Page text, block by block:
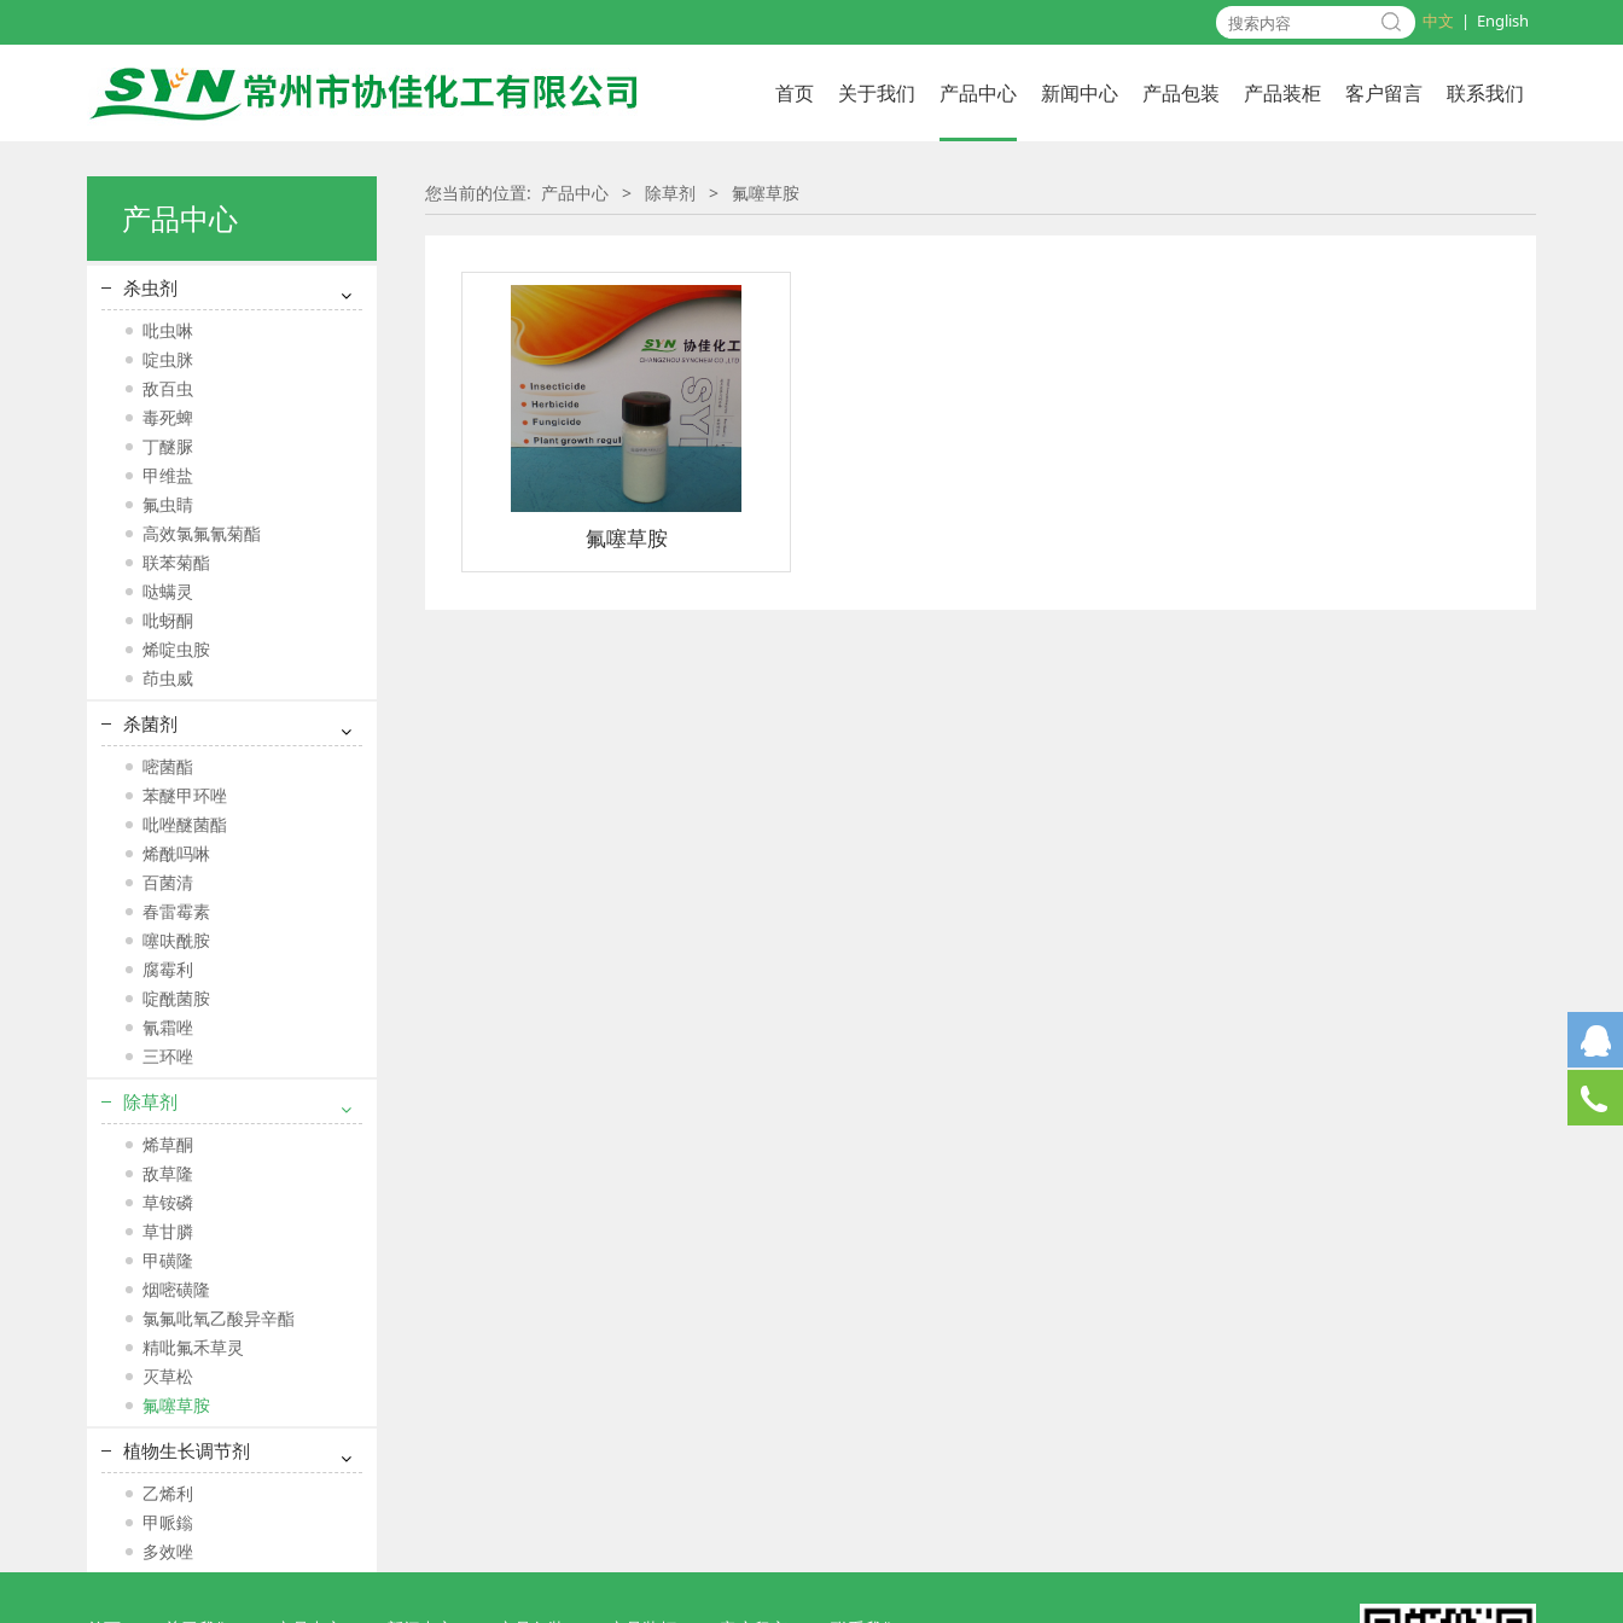
中文 | English
首页 关于我们 产品中心 新闻中心 产品包装 产品装柜 客户留言 联系我们
产品中心
杀虫剂
吡虫啉
啶虫脒
敌百虫
毒死蜱
丁醚脲
甲维盐
氟虫睛
高效氯氟氰菊酯
联苯菊酯
哒螨灵
吡蚜酮
烯啶虫胺
茚虫威
杀菌剂
嘧菌酯
苯醚甲环唑
吡唑醚菌酯
烯酰吗啉
百菌清
春雷霉素
噻呋酰胺
腐霉利
啶酰菌胺
氰霜唑
三环唑
除草剂
烯草酮
敌草隆
草铵磷
草甘膦
甲磺隆
烟嘧磺隆
氯氟吡氧乙酸异辛酯
精吡氟禾草灵
灭草松
氟噻草胺
植物生长调节剂
乙烯利
甲哌鎓
多效唑
您当前的位置: 产品中心 > 除草剂 > 氟噻草胺
氟噻草胺